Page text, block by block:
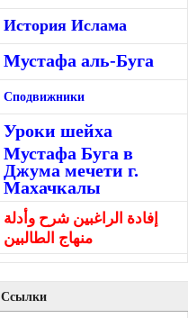
История Ислама
Мустафа аль-Буга
Сподвижники
Уроки шейха
Мустафа Буга в
Джума мечети г.
Махачкалы
إفادة الراغبين شرح وأدلة
منهاج الطالبين
Ссылки